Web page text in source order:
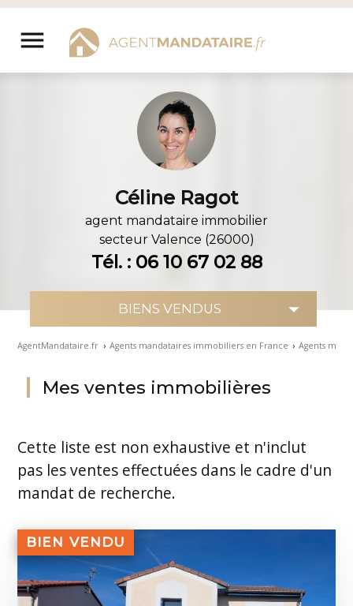
Aller
contenu
menu
Céline Ragot
agent mandataire immobilier
secteur Valence (26000)
Tél. : 06 10 67 02 88
AgentMandataire.fr › Agents mandataires immobiliers en France › Agents
Mes ventes immobilières
Cette liste est non exhaustive et n'inclut
pas les ventes effectuées dans le cadre d'un
mandat de recherche.
BIEN VENDU